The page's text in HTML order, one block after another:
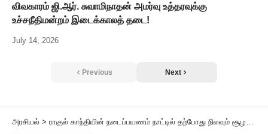
விவகாரம் ஜி.ஆர். சுவாமிநாதன் அமர்வு உத்தரவுக்கு
உச்சநீதிமன்றம் இடைக்காலத் தடை!
July 14, 2026
Previous Next
அரசியல் > ராகுல் காந்தியின் நடைப்பயணம் நாட்டில் தற்போது நிலவும் சூழலை மாற்றுவதையே நோக்கமாக கொண்டது! உமர் அப்துல்லா பேட்டி